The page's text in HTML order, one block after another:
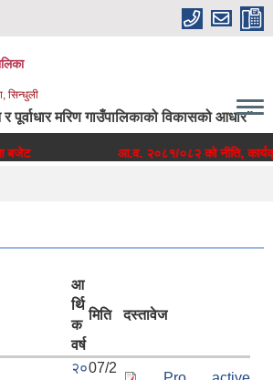
सिन्धुली
मरिण गाउँपालिकाको विकासको आधार"
आ.व. २०८१/०८२ को नीति,
आ
र्थि
क
वर्ष
मिति दस्तावेज
२०07/2